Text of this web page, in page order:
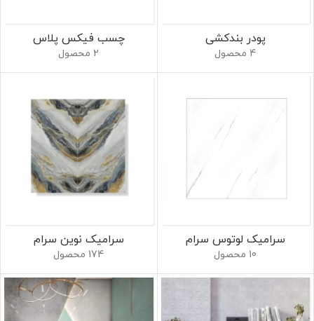
پودر بندکشی
4 محصول
چسب فیکس پلاس
2 محصول
سرامیک لوتوس سرام
10 محصول
سرامیک نوین سرام
174 محصول